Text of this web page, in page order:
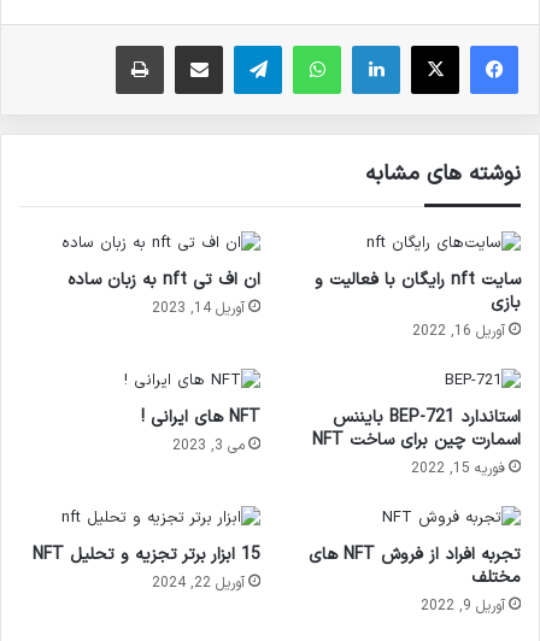
فیس بوک X لینکدین واتس آپ تلگرام ارسال ایمیل چاپ
نوشته های مشابه
سایت nft رایگان با فعالیت و
بازی
آوریل 16, 2022
ان اف تی nft به زبان ساده
آوریل 14, 2023
استاندارد BEP-721 بایننس
اسمارت چین برای ساخت NFT
فوریه 15, 2022
NFT های ایرانی !
می 3, 2023
تجربه افراد از فروش NFT های
مختلف
آوریل 9, 2022
15 ابزار برتر تجزیه و تحلیل NFT
آوریل 22, 2024